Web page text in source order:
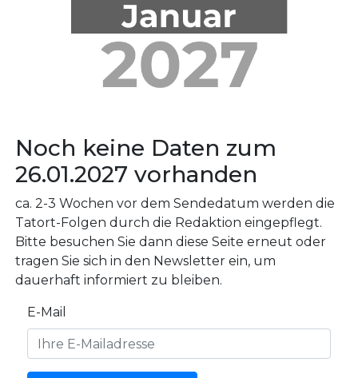
Noch keine Daten zum
26.01.2027 vorhanden
ca. 2-3 Wochen vor dem Sendedatum werden die
Tatort-Folgen durch die Redaktion eingepflegt.
Bitte besuchen Sie dann diese Seite erneut oder
tragen Sie sich in den Newsletter ein, um
dauerhaft informiert zu bleiben.
E-Mail